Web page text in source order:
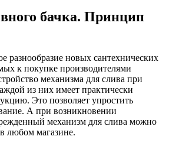
бачка. Принцип
разнообразие новых сантехнических
к покупке производителями
механизма для слива при
из них имеет практически
Это позволяет упростить
А при возникновении
механизм для слива можно
любом магазине.